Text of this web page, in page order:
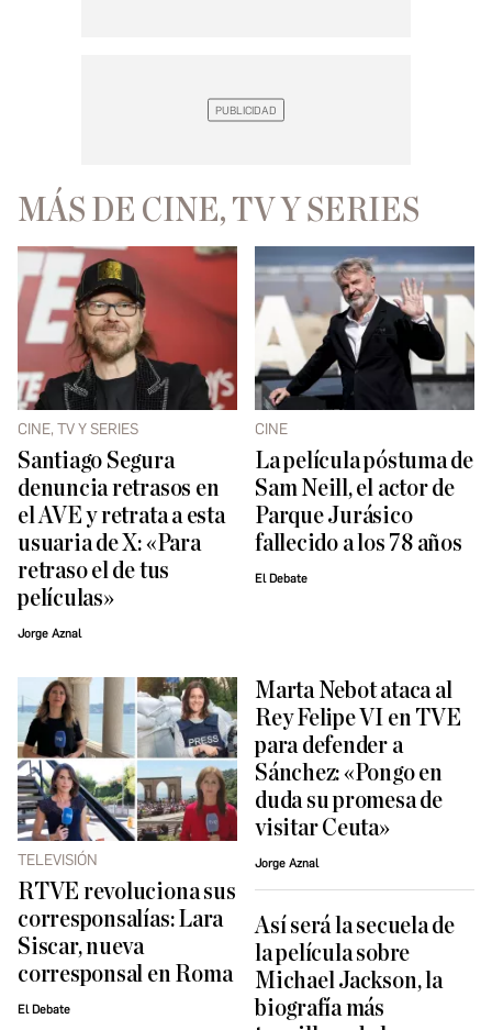
MÁS DE CINE, TV Y SERIES
CINE, TV Y SERIES
Santiago Segura
denuncia retrasos en
el AVE y retrata a esta
usuaria de X: «Para
retraso el de tus
películas»
Jorge Aznal
CINE
La película póstuma de
Sam Neill, el actor de
Parque Jurásico
fallecido a los 78 años
El Debate
TELEVISIÓN
RTVE revoluciona sus
corresponsalías: Lara
Siscar, nueva
corresponsal en Roma
El Debate
Marta Nebot ataca al
Rey Felipe VI en TVE
para defender a
Sánchez: «Pongo en
duda su promesa de
visitar Ceuta»
Jorge Aznal
Así será la secuela de
la película sobre
Michael Jackson, la
biografía más